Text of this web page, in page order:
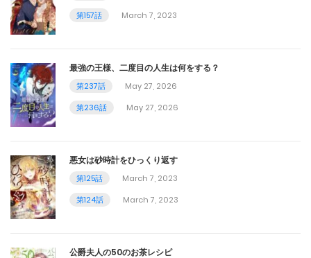
第157話
March 7, 2023
最強の王様、二度目の人生は何をする？
第237話
May 27, 2026
第236話
May 27, 2026
悪女は砂時計をひっくり返す
第125話
March 7, 2023
第124話
March 7, 2023
公爵夫人の50のお茶レシピ